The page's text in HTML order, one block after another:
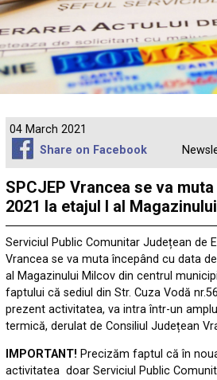
04 March 2021
Share on Facebook
SPCJEP Vrancea se va
2021 la etajul I al
Serviciul Public Comunitar Județean de
Vrancea se va muta începând cu data de
al Magazinului Milcov din centrul
faptului că sediul din Str. Cuza Vodă
prezent activitatea, va intra într-un
termică, derulat de Consiliul Județean
IMPORTANT! Precizăm faptul că în
activitatea doar Serviciul Public